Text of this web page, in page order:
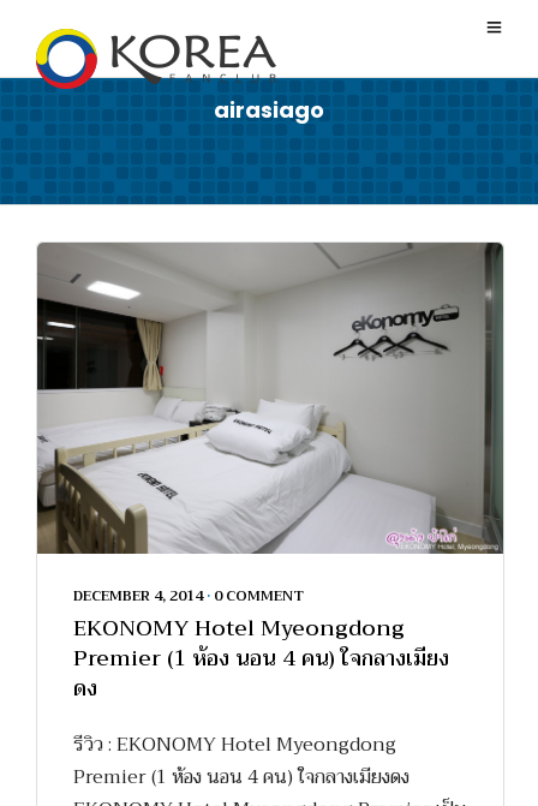
airasiago
DECEMBER 4, 2014 • 0 COMMENT
EKONOMY Hotel Myeongdong
Premier (1 ห้อง นอน 4 คน) ใจกลางเมียง
ดง
รีวิว : EKONOMY Hotel Myeongdong
Premier (1 ห้อง นอน 4 คน) ใจกลางเมียงดง